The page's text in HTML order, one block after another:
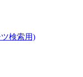
検索用)